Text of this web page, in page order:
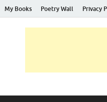
My Books Poetry Wall Privacy